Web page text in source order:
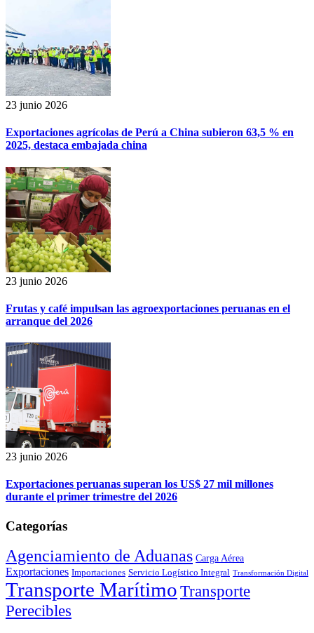
23 junio 2026
Exportaciones agrícolas de Perú a China subieron 63,5 % en
2025, destaca embajada china
23 junio 2026
Frutas y café impulsan las agroexportaciones peruanas en el
arranque del 2026
23 junio 2026
Exportaciones peruanas superan los US$ 27 mil millones
durante el primer trimestre del 2026
Categorías
Agenciamiento de Aduanas Carga Aérea
Exportaciones Importaciones Servicio Logístico Integral Transformación Digital
Transporte MarítimoTransporte
Perecibles